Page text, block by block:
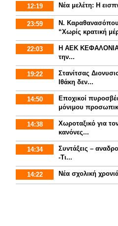
12:19 Νέα μελέτη: Η
23:59
Ν.
“Χωρίς κρατική
22:03
Η ΑΕΚ
την...
19:22
Στανίτσας
Ιθάκη δεν...
14:50
Εποχικοί
μόνιμου
14:38
Χωροταξικό για
κανόνες...
14:34
Συντάξεις –
-Τι...
14:22 Νέα σχολική